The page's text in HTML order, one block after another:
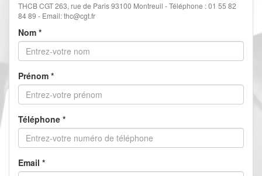
THCB CGT 263, rue de Paris 93100 Montreuil - Téléphone : 01 55 82
84 89 - Email: thc@cgt.fr
Nom *
Prénom *
Téléphone *
Email *